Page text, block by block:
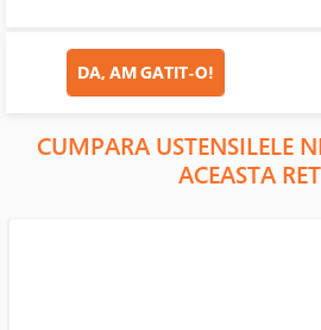
DA, AM GATIT-O!
CUMPARA USTENSILELE
ACEASTA